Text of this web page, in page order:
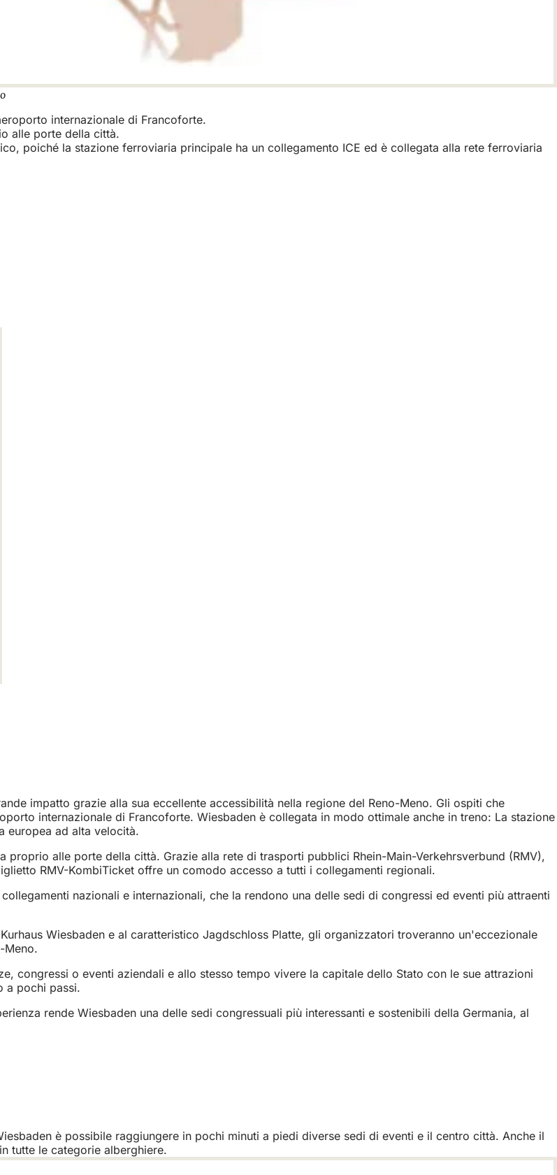
internazionale di Francoforte.
alle porte della città.
poiché la stazione ferroviaria principale ha un collegamento ICE ed è collegata alla rete ferroviaria
impatto grazie alla sua eccellente accessibilità nella regione del Reno-Meno. Gli ospiti che
internazionale di Francoforte. Wiesbaden è collegata in modo ottimale anche in treno: La stazione
europea ad alta velocità.
alle porte della città. Grazie alla rete di trasporti pubblici Rhein-Main-Verkehrsverbund (RMV),
RMV-KombiTicket offre un comodo accesso a tutti i collegamenti regionali.
nazionali e internazionali, che la rendono una delle sedi di congressi ed eventi più attraenti
Wiesbaden e al caratteristico Jagdschloss Platte, gli organizzatori troveranno un'eccezionale
Meno.
congressi o eventi aziendali e allo stesso tempo vivere la capitale dello Stato con le sue attrazioni
a pochi passi.
rende Wiesbaden una delle sedi congressuali più interessanti e sostenibili della Germania, al
è possibile raggiungere in pochi minuti a piedi diverse sedi di eventi e il centro città. Anche il
tutte le categorie alberghiere.